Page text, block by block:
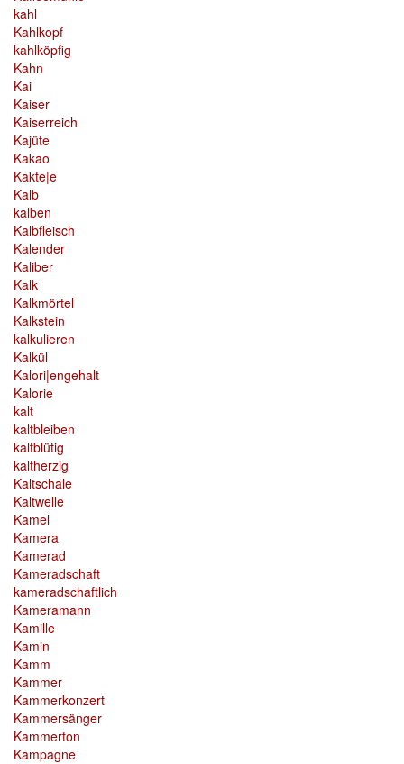
kahl
Kahlkopf
kahlköpfig
Kahn
Kai
Kaiser
Kaiserreich
Kajüte
Kakao
Kakte|e
Kalb
kalben
Kalbfleisch
Kalender
Kaliber
Kalk
Kalkmörtel
Kalkstein
kalkulieren
Kalkül
Kalori|engehalt
Kalorie
kalt
kaltbleiben
kaltblütig
kaltherzig
Kaltschale
Kaltwelle
Kamel
Kamera
Kamerad
Kameradschaft
kameradschaftlich
Kameramann
Kamille
Kamin
Kamm
Kammer
Kammerkonzert
Kammersänger
Kammerton
Kampagne